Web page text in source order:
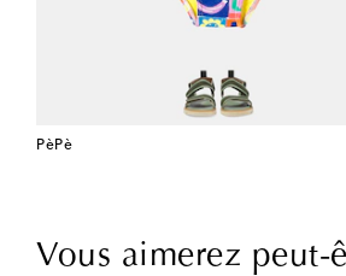
PèPè
Vous aimerez peut-